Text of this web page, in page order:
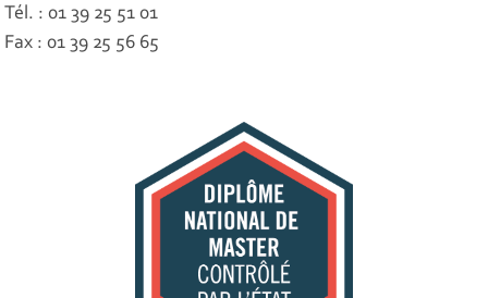
Tél. : 01 39 25 51 01
Fax : 01 39 25 56 65